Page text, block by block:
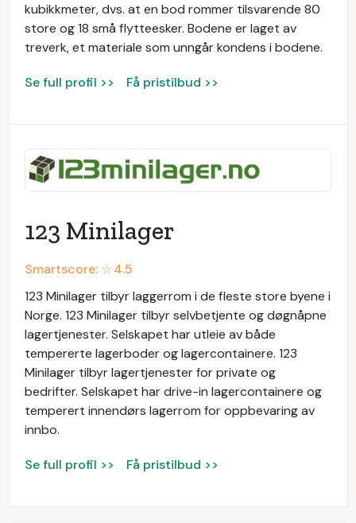
kubikkmeter, dvs. at en bod rommer tilsvarende 80
store og 18 små flytteesker. Bodene er laget av
treverk, et materiale som unngår kondens i bodene.
Se full profil >> Få pristilbud >>
123 Minilager
Smartscore: ☆4.5
123 Minilager tilbyr laggerrom i de fleste store byene i
Norge. 123 Minilager tilbyr selvbetjente og døgnåpne
lagertjenester. Selskapet har utleie av både
tempererte lagerboder og lagercontainere. 123
Minilager tilbyr lagertjenester for private og
bedrifter. Selskapet har drive-in lagercontainere og
temperert innendørs lagerrom for oppbevaring av
innbo.
Se full profil >> Få pristilbud >>